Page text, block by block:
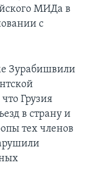
МИДа в
с
Зурабишвили
Грузия
в страну и
тех членов